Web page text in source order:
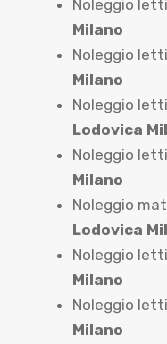
Noleggio
Milano
Noleggio
Milano
Noleggio
Lodovica
Noleggio
Milano
Noleggio
Lodovica
Noleggio
Milano
Noleggio
Milano